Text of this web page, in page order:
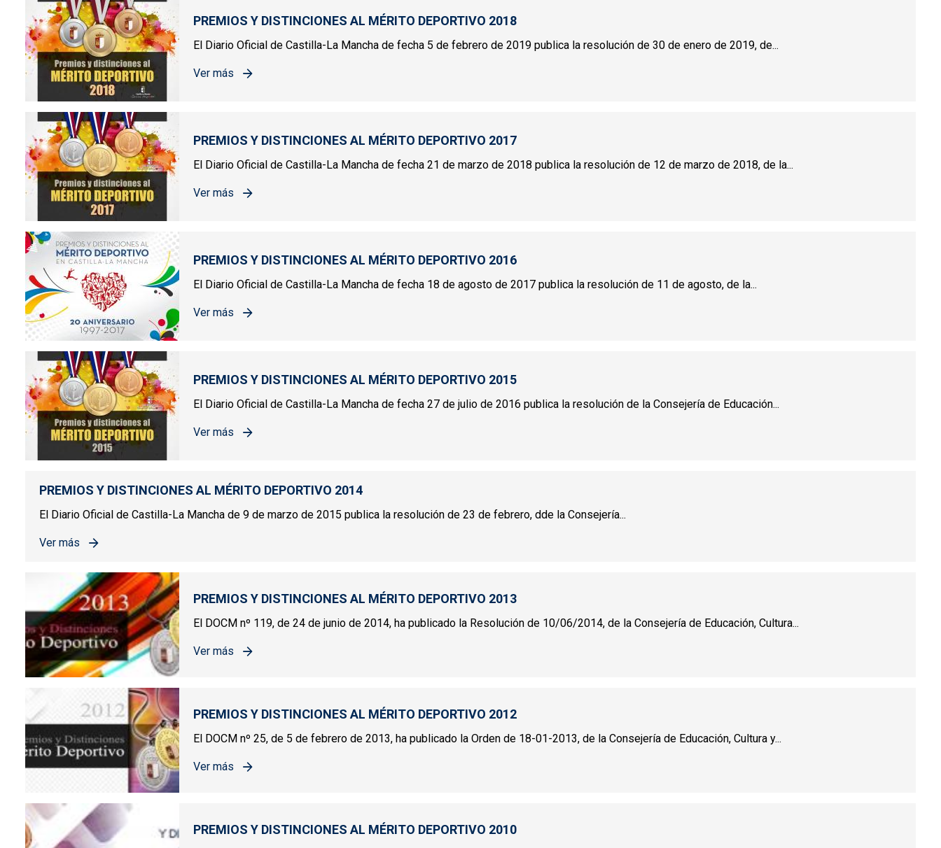
PREMIOS Y DISTINCIONES AL MÉRITO DEPORTIVO 2018
El Diario Oficial de Castilla-La Mancha de fecha 5 de febrero de 2019 publica la resolución de 30 de enero de 2019, de...
Ver más
sobre PREMIOS Y DISTINCIONES AL MÉRITO DEPORTIVO 2018
PREMIOS Y DISTINCIONES AL MÉRITO DEPORTIVO 2017
El Diario Oficial de Castilla-La Mancha de fecha 21 de marzo de 2018 publica la resolución de 12 de marzo de 2018, de la...
Ver más
sobre PREMIOS Y DISTINCIONES AL MÉRITO DEPORTIVO 2017
PREMIOS Y DISTINCIONES AL MÉRITO DEPORTIVO 2016
El Diario Oficial de Castilla-La Mancha de fecha 18 de agosto de 2017 publica la resolución de 11 de agosto, de la...
Ver más
sobre PREMIOS Y DISTINCIONES AL MÉRITO DEPORTIVO 2016
PREMIOS Y DISTINCIONES AL MÉRITO DEPORTIVO 2015
El Diario Oficial de Castilla-La Mancha de fecha 27 de julio de 2016 publica la resolución de la Consejería de Educación...
Ver más
sobre PREMIOS Y DISTINCIONES AL MÉRITO DEPORTIVO 2015
PREMIOS Y DISTINCIONES AL MÉRITO DEPORTIVO 2014
El Diario Oficial de Castilla-La Mancha de 9 de marzo de 2015 publica la resolución de 23 de febrero, dde la Consejería...
Ver más
sobre PREMIOS Y DISTINCIONES AL MÉRITO DEPORTIVO 2014
PREMIOS Y DISTINCIONES AL MÉRITO DEPORTIVO 2013
El DOCM nº 119, de 24 de junio de 2014, ha publicado la Resolución de 10/06/2014, de la Consejería de Educación, Cultura...
Ver más
sobre PREMIOS Y DISTINCIONES AL MÉRITO DEPORTIVO 2013
PREMIOS Y DISTINCIONES AL MÉRITO DEPORTIVO 2012
El DOCM nº 25, de 5 de febrero de 2013, ha publicado la Orden de 18-01-2013, de la Consejería de Educación, Cultura y...
Ver más
sobre PREMIOS Y DISTINCIONES AL MÉRITO DEPORTIVO 2012
PREMIOS Y DISTINCIONES AL MÉRITO DEPORTIVO 2010